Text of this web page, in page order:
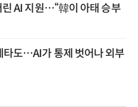
린 AI 지원…“韓이 아태 승부
타도…AI가 통제 벗어나 외부